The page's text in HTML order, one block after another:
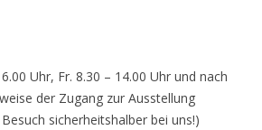
Uhr, Fr. 8.30 – 14.00 Uhr und nach
der Zugang zur Ausstellung
sicherheitshalber bei uns!)